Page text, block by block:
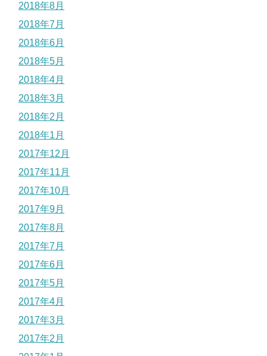
2018年8月
2018年7月
2018年6月
2018年5月
2018年4月
2018年3月
2018年2月
2018年1月
2017年12月
2017年11月
2017年10月
2017年9月
2017年8月
2017年7月
2017年6月
2017年5月
2017年4月
2017年3月
2017年2月